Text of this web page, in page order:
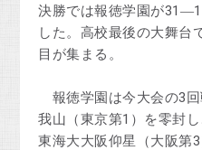
決勝では報徳学園が
した。高校最後の大舞台
目が集まる。
報徳学園は今大会の3
我山（東京第1）を零封
東海大大阪仰星（大阪第